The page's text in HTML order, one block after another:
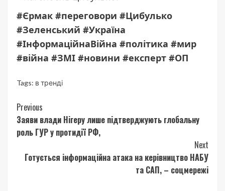
#Єрмак #переговори #Цибулько
#Зеленський #Україна
#ІнформаційнаВійна #політика #мир
#війна #ЗМІ #новини #експерт #ОП
Tags: в тренді
Continue
Reading
Previous
Заяви влади Нігеру лише підтверджують глобальну
роль ГУР у протидії РФ,
Next
Готується інформаційна атака на керівництво НАБУ
та САП, – соцмережі